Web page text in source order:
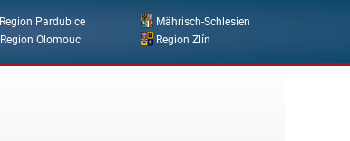
Region Pardubice
Mährisch-Schlesien
Region Olomouc Region Zlín